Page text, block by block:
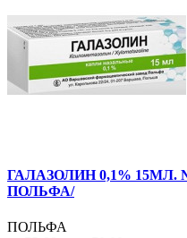
ГАЛАЗОЛИН 0,1%
ПОЛЬФА/
ПОЛЬФА